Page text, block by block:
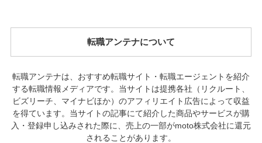
転職アンテナについて
転職アンテナは、おすすめ転職サイト・転職エージェントを紹介
する転職情報メディアです。当サイトは提携各社（リクルート、
ビズリーチ、マイナビほか）のアフィリエイト広告によって収益
を得ています。当サイトの記事にて紹介した商品やサービスが購
入・登録申し込みされた際に、売上の一部がmoto株式会社に還元
されることがあります。